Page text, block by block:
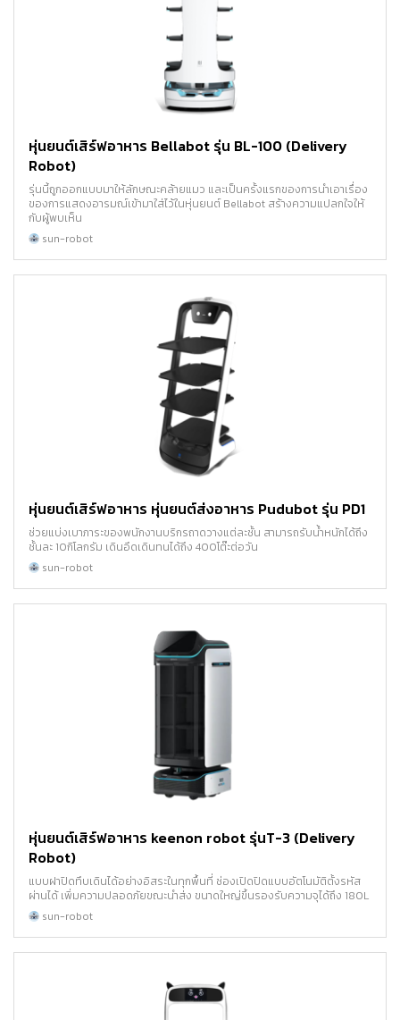
หุ่นยนต์เสิร์ฟอาหาร Bellabot รุ่น BL-100 (Delivery
Robot)
รุ่นนี้ถูกออกแบบมาให้ลักษณะคล้ายแมว และเป็นครั้งแรกของการนำเอาเรื่อง
ของการแสดงอารมณ์เข้ามาใส่ไว้ในหุ่นยนต์ Bellabot สร้างความแปลกใจให้
กับผู้พบเห็น
sun-robot
หุ่นยนต์เสิร์ฟอาหาร หุ่นยนต์ส่งอาหาร Pudubot รุ่น PD1
ช่วยแบ่งเบาภาระของพนักงานบริกรถาดวางแต่ละชั้น สามารถรับน้ำหนักได้ถึง
ชั้นละ 10กิโลกรัม เดินอึดเดินทนได้ถึง 400โต๊ะต่อวัน
sun-robot
หุ่นยนต์เสิร์ฟอาหาร keenon robot รุ่นT-3 (Delivery
Robot)
แบบฝาปิดทึบเดินได้อย่างอิสระในทุกพื้นที่ ช่องเปิดปิดแบบอัตโนมัติตั้งรหัส
ผ่านได้ เพิ่มความปลอดภัยขณะนำส่ง ขนาดใหญ่ขึ้นรองรับความจุได้ถึง 180L
sun-robot